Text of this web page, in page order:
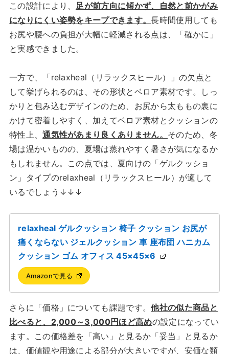
この設計により、 足が前方向に傾かず、自然と前かがみ
になりにくい姿勢をキープできます。長時間使用しても
お尻や腰への負担が大幅に軽減される点は、「確かに」
と実感できました。
一方で、「relaxheal（リラックスヒール）」の欠点と
して挙げられるのは、その形状とベロア素材です。しっ
かりと包み込むデザインのため、お尻から太ももの裏に
かけて密着しやすく、加えてベロア素材とクッションの
特性上、通気性があまり良くありません。 そのため、冬
場は温かいものの、夏場は蒸れやすく暑さが気になるか
もしれません。この点では、夏向けの「ゲルクッショ
ン」タイプのrelaxheal（リラックスヒール）が適して
いるでしょう↓↓↓
relaxheal ゲルクッション 椅子 クッション お尻が
痛くならない ジェルクッション 車 座布団 ハニカム
クッション ゴム オフィス 45×45×6
Amazonで見る
さらに「価格」についても課題です。他社の似た商品と
比べると、2,000～3,000円ほど高めの設定になってい
ます。この価格差を「高い」と見るか「妥当」と見るか
は、価値観や用途による部分が大きいですが、安価な類